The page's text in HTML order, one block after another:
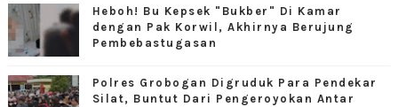
Heboh! Bu Kepsek "Bukber" Di Kamar
dengan Pak Korwil, Akhirnya Berujung
Pembebastugasan
Polres Grobogan Digruduk Para Pendekar
Silat, Buntut Dari Pengeroyokan Antar